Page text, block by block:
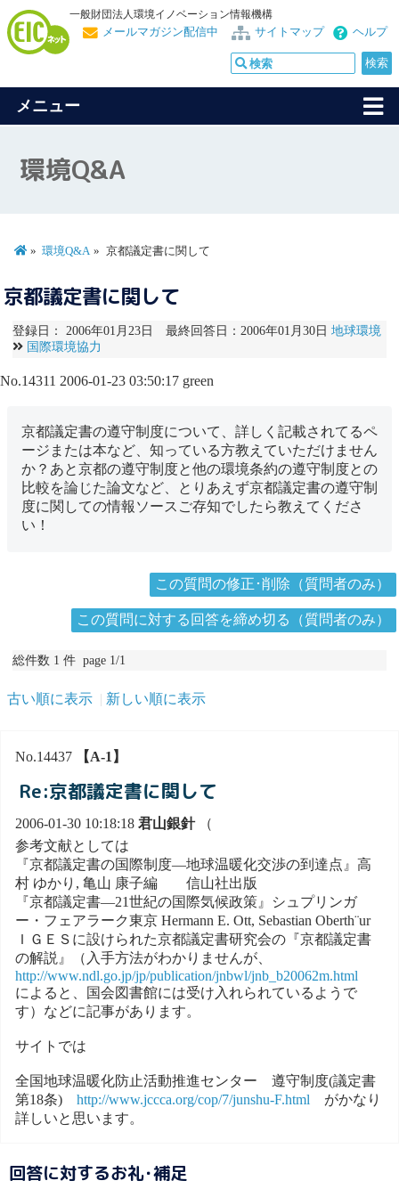
一般財団法人環境イノベーション情報機構
ヘルプ
サイトマップ
メールマガジン配信中
メニュー
環境Q&A
環境Q&A 京都議定書に関して
京都議定書に関して
登録日： 2006年01月23日 最終回答日：2006年01月30日 地球環境
国際環境協力
No.14311 2006-01-23 03:50:17 green
京都議定書の遵守制度について、詳しく記載されてるペ
ージまたは本など、知っている方教えていただけません
か？あと京都の遵守制度と他の環境条約の遵守制度との
比較を論じた論文など、とりあえず京都議定書の遵守制
度に関しての情報ソースご存知でしたら教えてくださ
い！
この質問の修正･削除（質問者のみ）
この質問に対する回答を締め切る（質問者のみ）
総件数 1 件 page 1/1
古い順に表示 新しい順に表示
No.14437 【A-1】
Re:京都議定書に関して
2006-01-30 10:18:18 君山銀針（
参考文献としては
『京都議定書の国際制度―地球温暖化交渉の到達点』高
村 ゆかり, 亀山 康子編 信山社出版
『京都議定書―21世紀の国際気候政策』シュプリンガ
ー・フェアラーク東京 Hermann E. Ott, Sebastian Oberth¨ur
ＩＧＥＳに設けられた京都議定書研究会の『京都議定書
の解説』（入手方法がわかりませんが、
http://www.ndl.go.jp/jp/publication/jnbwl/jnb_b20062m.html
によると、国会図書館には受け入れられているようで
す）などに記事があります。
サイトでは
全国地球温暖化防止活動推進センター 遵守制度(議定書
第18条) http://www.jccca.org/cop/7/junshu-F.html がかなり
詳しいと思います。
回答に対するお礼･補足